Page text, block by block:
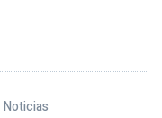
Noticias